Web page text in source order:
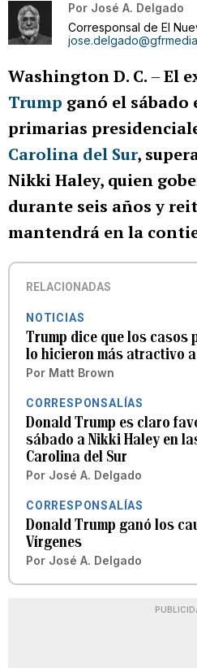
Por José A. Delgado
Corresponsal de El
Washington D. C. –El
Trump ganó el sábado
primarias
Carolina del Sur,
Nikki Haley, quien
durante seis años y
mantendrá en la
RELACIONADAS
NOTICIAS
Trump dice que los casos
lo hicieron más atractivo
Por Matt Brown
CORRESPONSALÍAS
Donald Trump es claro
sábado a Nikki Haley en
Carolina del Sur
Por José A. Delgado
CORRESPONSALÍAS
Donald Trump ganó los
Vírgenes
Por José A. Delgado